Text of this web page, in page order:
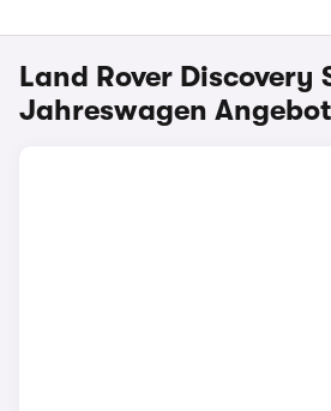
Land Rover Discovery
Jahreswagen